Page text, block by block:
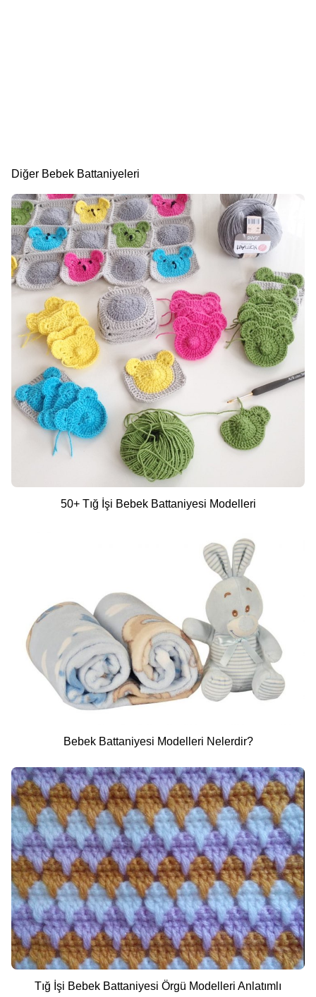
Diğer Bebek Battaniyeleri
50+ Tığ İşi Bebek Battaniyesi Modelleri
Bebek Battaniyesi Modelleri Nelerdir?
Tığ İşi Bebek Battaniyesi Örgü Modelleri Anlatımlı